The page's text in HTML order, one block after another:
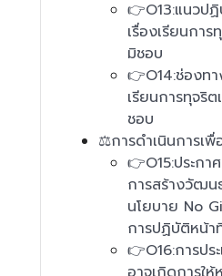
👉O13:แนวป
เรื่องเรียนการ
มิชอบ
👉O14:ช่องท
เรียนการทุจริ
ชอบ
⚖️การดำเนินการเ
👉O15:ประกา
การสร้างวัฒน
นโยบาย No
การปฏิบัติหน้า
👉O16:การปร